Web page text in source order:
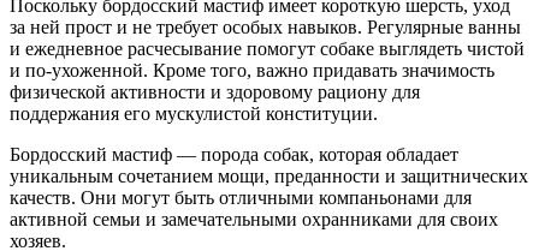
Поскольку бордосский мастиф имеет короткую шерсть, уход
за ней прост и не требует особых навыков. Регулярные ванны
и ежедневное расчесывание помогут собаке выглядеть чистой
и по-ухоженной. Кроме того, важно придавать значимость
физической активности и здоровому рациону для
поддержания его мускулистой конституции.
Бордосский мастиф — порода собак, которая обладает
уникальным сочетанием мощи, преданности и защитнических
качеств. Они могут быть отличными компаньонами для
активной семьи и замечательными охранниками для своих
хозяев.